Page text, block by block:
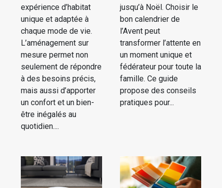
expérience d’habitat
unique et adaptée à
chaque mode de vie.
L’aménagement sur
mesure permet non
seulement de répondre
à des besoins précis,
mais aussi d’apporter
un confort et un bien-
être inégalés au
quotidien....
jusqu’à Noël. Choisir le
bon calendrier de
l’Avent peut
transformer l’attente en
un moment unique et
fédérateur pour toute la
famille. Ce guide
propose des conseils
pratiques pour...